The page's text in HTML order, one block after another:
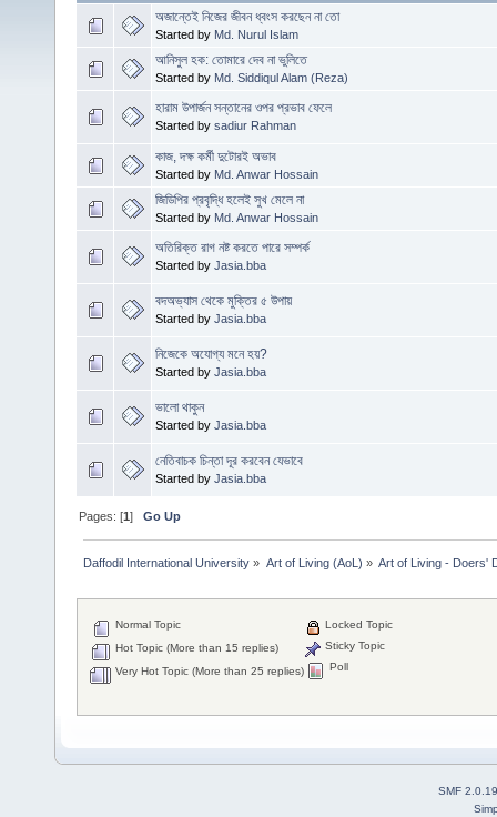
অজান্তেই নিজের জীবন ধ্বংস করছেন না তো
Started by Md. Nurul Islam
আনিসুল হক: তোমারে দেব না ভুলিতে
Started by Md. Siddiqul Alam (Reza)
হারাম উপার্জন সন্তানের ওপর প্রভাব ফেলে
Started by sadiur Rahman
কাজ, দক্ষ কর্মী দুটোরই অভাব
Started by Md. Anwar Hossain
জিডিপির প্রবৃদ্ধি হলেই সুখ মেলে না
Started by Md. Anwar Hossain
অতিরিক্ত রাগ নষ্ট করতে পারে সম্পর্ক
Started by Jasia.bba
বদঅভ্যাস থেকে মুক্তির ৫ উপায়
Started by Jasia.bba
নিজেকে অযোগ্য মনে হয়?
Started by Jasia.bba
ভালো থাকুন
Started by Jasia.bba
নেতিবাচক চিন্তা দূর করবেন যেভাবে
Started by Jasia.bba
Pages: [1]Go Up
Daffodil International University » Art of Living (AoL) » Art of Living - Doers'
Normal Topic
Hot Topic (More than 15 replies)
Very Hot Topic (More than 25 replies)
Locked Topic
Sticky Topic
Poll
SMF 2.0.19